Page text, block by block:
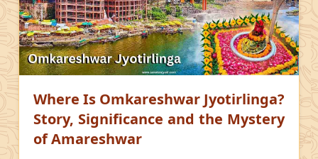
Where Is Omkareshwar Jyotirlinga?
Story, Significance and the Mystery
of Amareshwar